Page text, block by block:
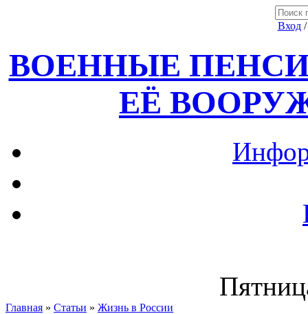
Вход
ВОЕННЫЕ
ЕЁ
Главная » Статьи » Жизнь в России